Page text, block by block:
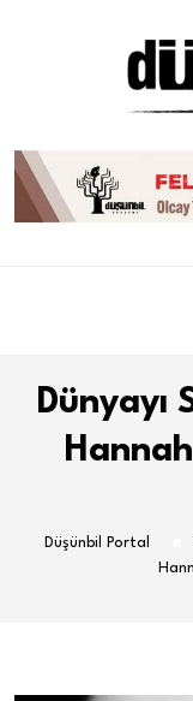
Dünyayı
Düşünbil Portal